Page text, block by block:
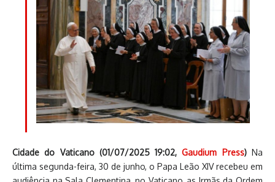
Cidade do Vaticano (01/07/2025 19:02,Gaudium Press)Na
última segunda-feira, 30 de junho, o Papa Leão XIV recebeu em